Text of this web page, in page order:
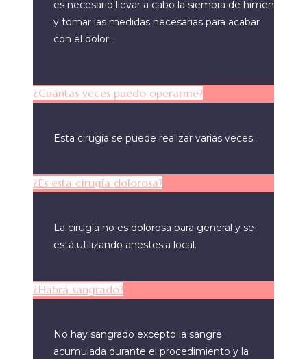
es necesario llevar a cabo la siembra de himen
y tomar las medidas necesarias para acabar
con el dolor.
¿Cuántas veces puedo operarme?
Esta cirugía se puede realizar varias veces.
¿Es esta cirugía dolorosa?
La cirugía no es dolorosa para general y se
está utilizando anestesia local.
¿Habrá sangrado?
No hay sangrado excepto la sangre
acumulada durante el procedimiento y la